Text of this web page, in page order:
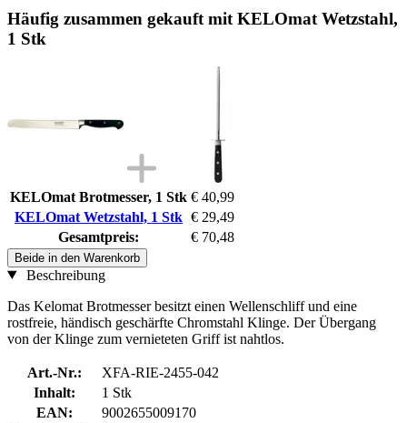
Häufig zusammen gekauft mit KELOmat Wetzstahl,
1 Stk
KELOmat Brotmesser, 1 Stk € 40,99
KELOmat Wetzstahl, 1 Stk € 29,49
Gesamtpreis:
€ 70,48
Beide in den Warenkorb
Beschreibung
Das Kelomat Brotmesser besitzt einen Wellenschliff und eine
rostfreie, händisch geschärfte Chromstahl Klinge. Der Übergang
von der Klinge zum vernieteten Griff ist nahtlos.
Art.-Nr.:
XFA-RIE-2455-042
Inhalt:
1 Stk
EAN:
9002655009170